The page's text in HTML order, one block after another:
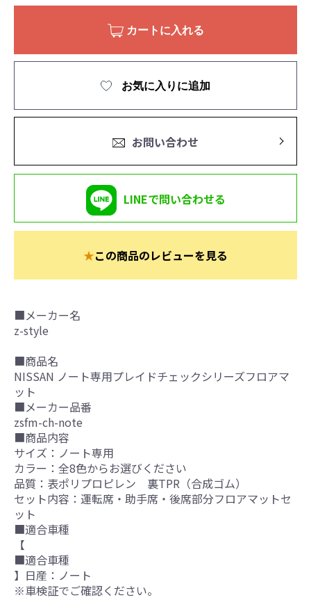
カートに入れる
お気に入りに追加
お問い合わせ
LINEで問い合わせる
★この商品のレビューを見る
■メーカー名
z-style
■商品名
NISSAN ノート専用プレイドチェックシリーズフロアマ
ット
■メーカー品番
zsfm-ch-note
■商品内容
サイズ：ノート専用
カラー：全8色からお選びください
品質：表ポリプロピレン 裏TPR（合成ゴム）
セット内容：運転席・助手席・後席部分フロアマットセ
ット
■適合車種
【
■適合車種
】日産：ノート
※車検証でご確認ください。